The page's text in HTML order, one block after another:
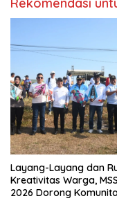
Layang-Layang dan
Kreativitas Warga,
2026 Dorong